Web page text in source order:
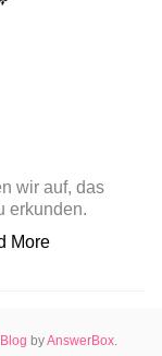
wir auf, das
erkunden.
More„Spiel“
byAnswerBox.